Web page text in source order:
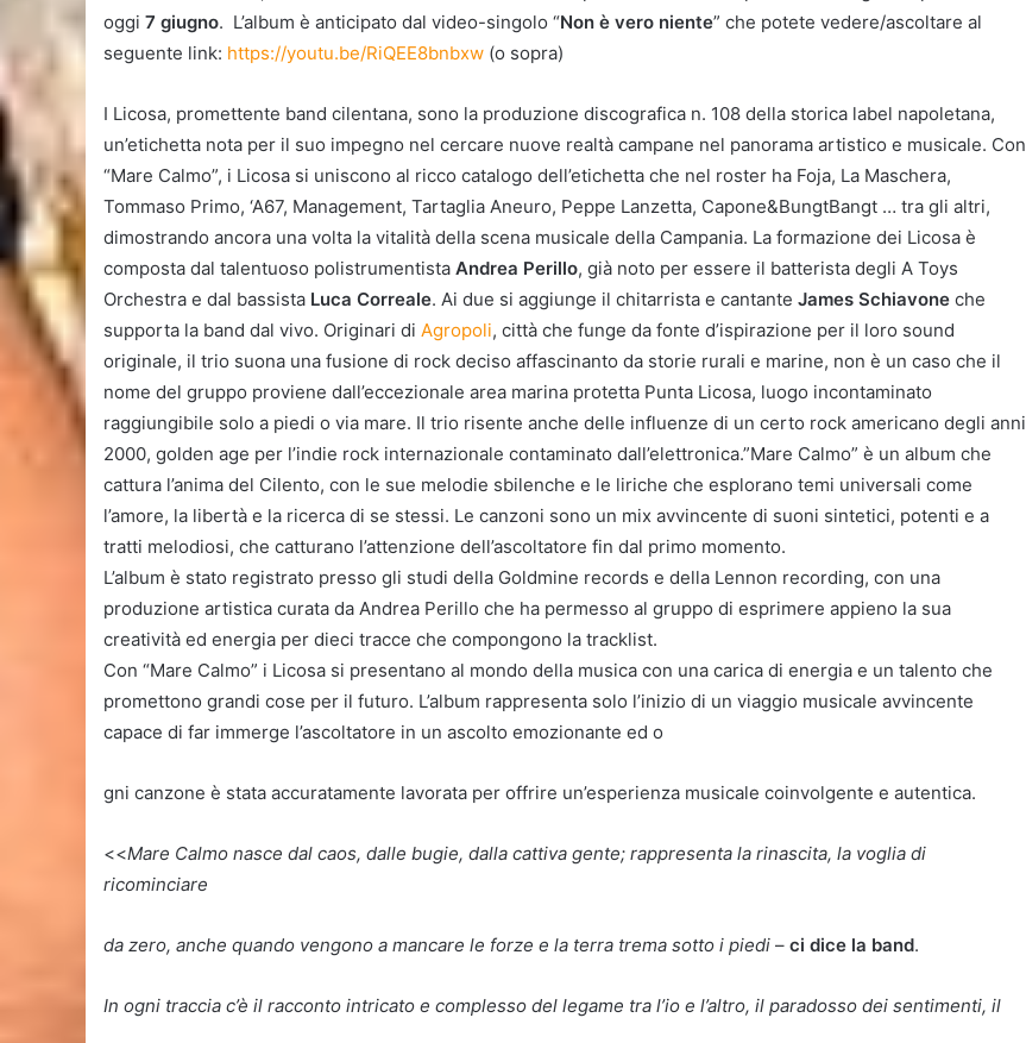
oggi 7 giugno. L’album è anticipato dal video-singolo “Non è vero niente” che potete vedere/ascoltare al
seguente link: https://youtu.be/RiQEE8bnbxw (o sopra)
I Licosa, promettente band cilentana, sono la produzione discografica n. 108 della storica label napoletana,
un’etichetta nota per il suo impegno nel cercare nuove realtà campane nel panorama artistico e musicale. Con
“Mare Calmo”, i Licosa si uniscono al ricco catalogo dell’etichetta che nel roster ha Foja, La Maschera,
Tommaso Primo, ‘A67, Management, Tartaglia Aneuro, Peppe Lanzetta, Capone&BungtBangt … tra gli altri,
dimostrando ancora una volta la vitalità della scena musicale della Campania. La formazione dei Licosa è
composta dal talentuoso polistrumentista Andrea Perillo, già noto per essere il batterista degli A Toys
Orchestra e dal bassista Luca Correale. Ai due si aggiunge il chitarrista e cantante James Schiavone che
supporta la band dal vivo. Originari di Agropoli, città che funge da fonte d’ispirazione per il loro sound
originale, il trio suona una fusione di rock deciso affascinanto da storie rurali e marine, non è un caso che il
nome del gruppo proviene dall’eccezionale area marina protetta Punta Licosa, luogo incontaminato
raggiungibile solo a piedi o via mare. Il trio risente anche delle influenze di un certo rock americano degli anni
2000, golden age per l’indie rock internazionale contaminato dall’elettronica.”Mare Calmo” è un album che
cattura l’anima del Cilento, con le sue melodie sbilenche e le liriche che esplorano temi universali come
l’amore, la libertà e la ricerca di se stessi. Le canzoni sono un mix avvincente di suoni sintetici, potenti e a
tratti melodiosi, che catturano l’attenzione dell’ascoltatore fin dal primo momento.
L’album è stato registrato presso gli studi della Goldmine records e della Lennon recording, con una
produzione artistica curata da Andrea Perillo che ha permesso al gruppo di esprimere appieno la sua
creatività ed energia per dieci tracce che compongono la tracklist.
Con “Mare Calmo” i Licosa si presentano al mondo della musica con una carica di energia e un talento che
promettono grandi cose per il futuro. L’album rappresenta solo l’inizio di un viaggio musicale avvincente
capace di far immerge l’ascoltatore in un ascolto emozionante ed o
gni canzone è stata accuratamente lavorata per offrire un’esperienza musicale coinvolgente e autentica.
<<Mare Calmo nasce dal caos, dalle bugie, dalla cattiva gente; rappresenta la rinascita, la voglia di
ricominciare
da zero, anche quando vengono a mancare le forze e la terra trema sotto i piedi – ci dice la band.
In ogni traccia c’è il racconto intricato e complesso del legame tra l’io e l’altro, il paradosso dei sentimenti, il